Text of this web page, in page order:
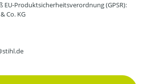
EU-Produktsicherheitsverordnung (GPSR):
Co. KG